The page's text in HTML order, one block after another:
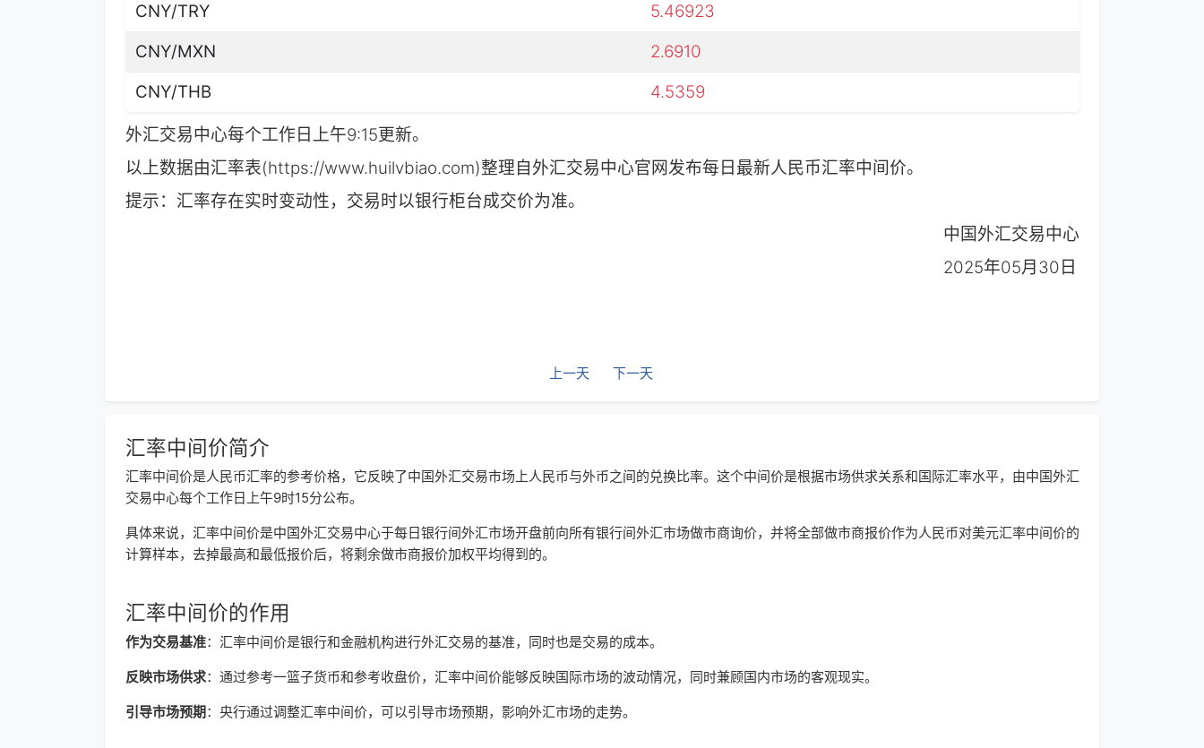
CNY/TRY
5.46923
CNY/MXN
2.6910
CNY/THB
4.5359
外汇交易中心每个工作日上午9:15更新。
以上数据由汇率表(https://www.huilvbiao.com)整理自外汇交易中心官网发布每日最新人民币汇率中间价。
提示：汇率存在实时变动性，交易时以银行柜台成交价为准。
中国外汇交易中心
2025年05月30日
上一天 下一天
汇率中间价简介
汇率中间价是人民币汇率的参考价格，它反映了中国外汇交易市场上人民币与外币之间的兑换比率。这个中间价是根据市场供求关系和国际汇率水平，由中国外汇
交易中心每个工作日上午9时15分公布。
具体来说，汇率中间价是中国外汇交易中心于每日银行间外汇市场开盘前向所有银行间外汇市场做市商询价，并将全部做市商报价作为人民币对美元汇率中间价的
计算样本，去掉最高和最低报价后，将剩余做市商报价加权平均得到的。
汇率中间价的作用
作为交易基准：汇率中间价是银行和金融机构进行外汇交易的基准，同时也是交易的成本。
反映市场供求：通过参考一篮子货币和参考收盘价，汇率中间价能够反映国际市场的波动情况，同时兼顾国内市场的客观现实。
引导市场预期：央行通过调整汇率中间价，可以引导市场预期，影响外汇市场的走势。